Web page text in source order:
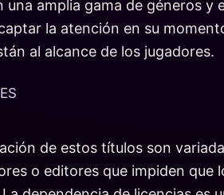
una amplia gama de géneros
la atención en su
al alcance de los jugadores.
de estos títulos son
o editores que impiden que